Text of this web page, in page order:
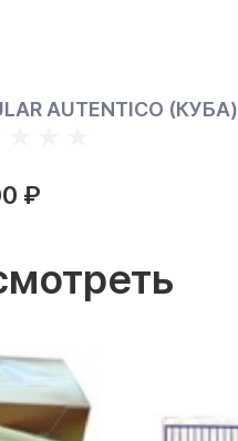
AUTENTICO (КУБА)
₽